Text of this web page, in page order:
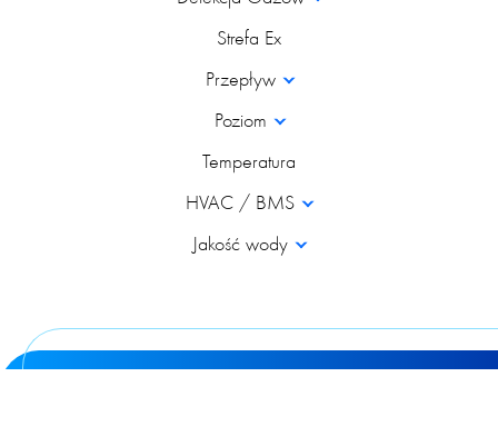
Strefa Ex
Przepływ
Poziom
Temperatura
HVAC / BMS
Jakość wody